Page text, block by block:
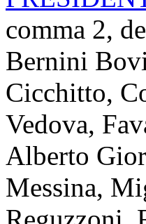
comma 2,
Bernini
Cicchitto,
Vedova,
Alberto
Messina,